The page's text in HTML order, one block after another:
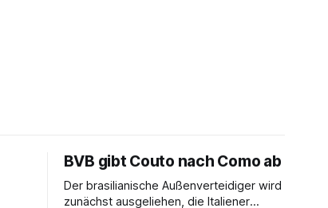
BVB gibt Couto nach Como ab
Der brasilianische Außenverteidiger wird
zunächst ausgeliehen, die Italiener